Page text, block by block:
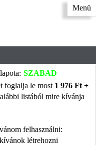
Menü
SZABAD
foglalja le most 1 976 Ft +
listából mire kívánja
felhasználni:
létrehozni